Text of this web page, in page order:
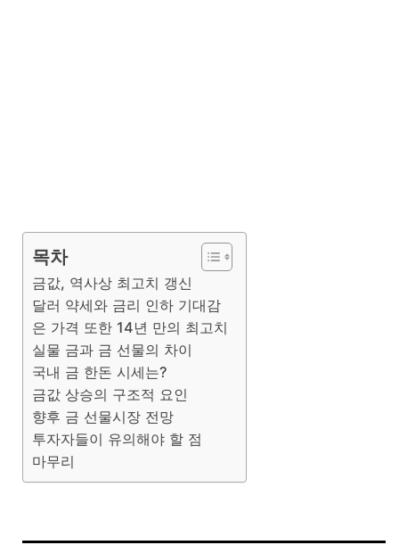
목차
금값, 역사상 최고치 갱신
달러 약세와 금리 인하 기대감
은 가격 또한 14년 만의 최고치
실물 금과 금 선물의 차이
국내 금 한돈 시세는?
금값 상승의 구조적 요인
향후 금 선물시장 전망
투자자들이 유의해야 할 점
마무리